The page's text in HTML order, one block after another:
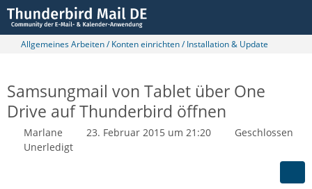
Allgemeines Arbeiten / Konten einrichten / Installation & Update
Samsungmail von Tablet über One
Drive auf Thunderbird öffnen
Marlane 23. Februar 2015 um 21:20
Geschlossen
Unerledigt